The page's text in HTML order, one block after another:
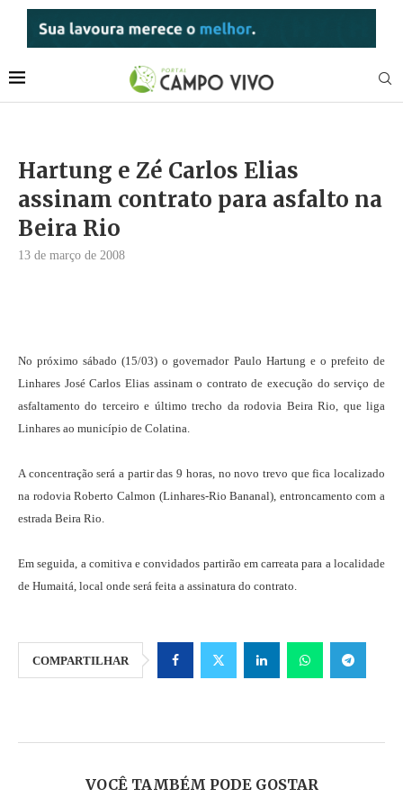
Hartung e Zé Carlos Elias
assinam contrato para asfalto na
Beira Rio
13 de março de 2008
No próximo sábado (15/03) o governador Paulo Hartung e o prefeito de
Linhares José Carlos Elias assinam o contrato de execução do serviço de
asfaltamento do terceiro e último trecho da rodovia Beira Rio, que liga
Linhares ao município de Colatina.
A concentração será a partir das 9 horas, no novo trevo que fica localizado
na rodovia Roberto Calmon (Linhares-Rio Bananal), entroncamento com a
estrada Beira Rio.
Em seguida, a comitiva e convidados partirão em carreata para a localidade
de Humaitá, local onde será feita a assinatura do contrato.
COMPARTILHAR
VOCÊ TAMBÉM PODE GOSTAR